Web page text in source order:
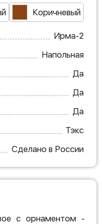
Коричневый
Ирма-2
Напольная
Да
Да
Да
Тэкс
Сделано в России
с орнаментом -